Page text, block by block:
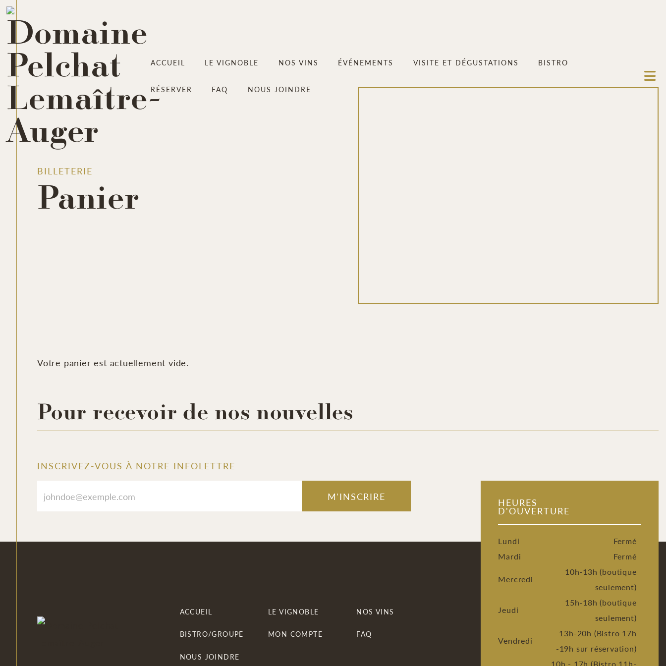
ACCUEIL LE VIGNOBLE NOS VINS ÉVÉNEMENTS VISITE ET DÉGUSTATIONS BISTRO
RÉSERVER FAQ NOUS JOINDRE
BILLETERIE
Panier
Votre panier est actuellement vide.
Pour recevoir de nos nouvelles
INSCRIVEZ-VOUS À NOTRE INFOLETTRE
M'INSCRIRE
ACCUEIL LE VIGNOBLE NOS VINS
BISTRO/GROUPE MON COMPTE FAQ
NOUS JOINDRE
HEURES
D'OUVERTURE
Lundi
Fermé
Mardi
Fermé
Mercredi
10h-13h (boutique
seulement)
Jeudi
15h-18h (boutique
seulement)
Vendredi
13h-20h (Bistro 17h
-19h sur réservation)